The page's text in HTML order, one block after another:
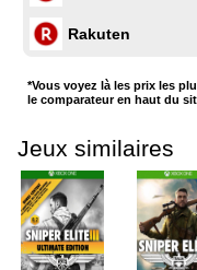
Rakuten
*Vous voyez là les prix les
le comparateur en haut du
Jeux similaires